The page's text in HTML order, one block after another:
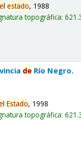
lestado, 1988
topográfica:
de Río Negro.
lEstado, 1998
topográfica: